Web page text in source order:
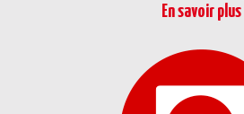
En savoir plus